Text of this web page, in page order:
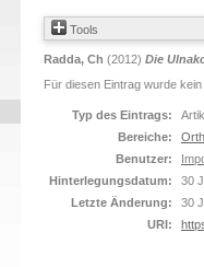
Tools
Radda, Ch (2012) Die
Für diesen Eintrag wurde
Typ des Eintrags:
Bereiche:
Benutzer:
Hinterlegungsdatum:
30
Letzte Änderung:
30
URI: